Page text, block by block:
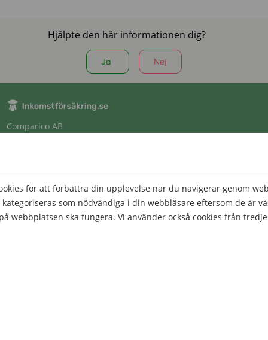
för att förbättra din upplevelse när du navigerar genom
kategoriseras som nödvändiga i din webbläsare eftersom de är
webbplatsen ska fungera. Vi använder också cookies från
Hjälpte den här informationen dig?
Ja Nej
Comparico AB
Företaget